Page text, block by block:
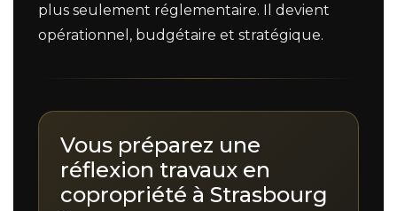
plus seulement réglementaire. Il devient
opérationnel, budgétaire et stratégique.
Vous préparez une
réflexion travaux en
copropriété à Strasbourg